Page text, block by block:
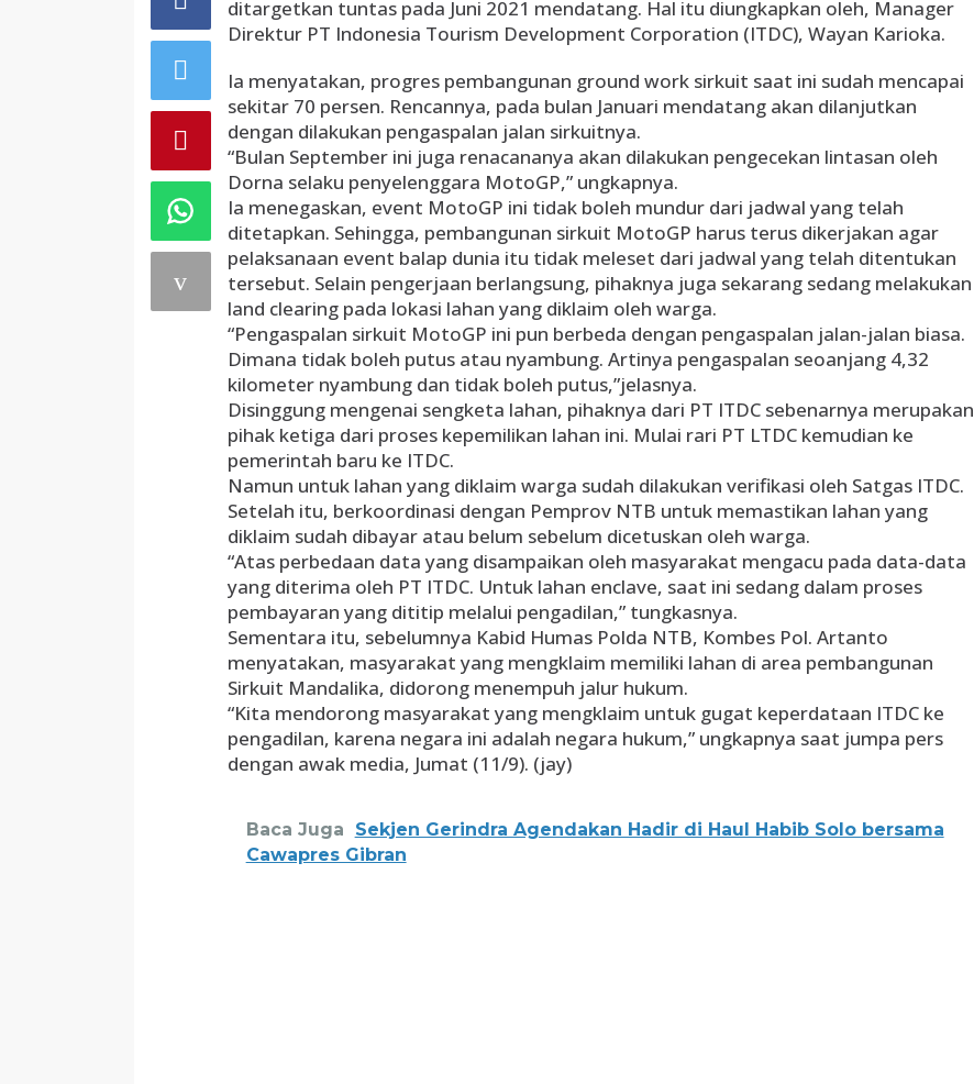
ditargetkan tuntas pada Juni 2021 mendatang. Hal itu diungkapkan oleh, Manager
Direktur PT Indonesia Tourism Development Corporation (ITDC), Wayan Karioka.
Ia menyatakan, progres pembangunan ground work sirkuit saat ini sudah mencapai
sekitar 70 persen. Rencannya, pada bulan Januari mendatang akan dilanjutkan
dengan dilakukan pengaspalan jalan sirkuitnya.
“Bulan September ini juga renacananya akan dilakukan pengecekan lintasan oleh
Dorna selaku penyelenggara MotoGP,” ungkapnya.
Ia menegaskan, event MotoGP ini tidak boleh mundur dari jadwal yang telah
ditetapkan. Sehingga, pembangunan sirkuit MotoGP harus terus dikerjakan agar
pelaksanaan event balap dunia itu tidak meleset dari jadwal yang telah ditentukan
tersebut. Selain pengerjaan berlangsung, pihaknya juga sekarang sedang melakukan
land clearing pada lokasi lahan yang diklaim oleh warga.
“Pengaspalan sirkuit MotoGP ini pun berbeda dengan pengaspalan jalan-jalan biasa.
Dimana tidak boleh putus atau nyambung. Artinya pengaspalan seoanjang 4,32
kilometer nyambung dan tidak boleh putus,”jelasnya.
Disinggung mengenai sengketa lahan, pihaknya dari PT ITDC sebenarnya merupakan
pihak ketiga dari proses kepemilikan lahan ini. Mulai rari PT LTDC kemudian ke
pemerintah baru ke ITDC.
Namun untuk lahan yang diklaim warga sudah dilakukan verifikasi oleh Satgas ITDC.
Setelah itu, berkoordinasi dengan Pemprov NTB untuk memastikan lahan yang
diklaim sudah dibayar atau belum sebelum dicetuskan oleh warga.
“Atas perbedaan data yang disampaikan oleh masyarakat mengacu pada data-data
yang diterima oleh PT ITDC. Untuk lahan enclave, saat ini sedang dalam proses
pembayaran yang dititip melalui pengadilan,” tungkasnya.
Sementara itu, sebelumnya Kabid Humas Polda NTB, Kombes Pol. Artanto
menyatakan, masyarakat yang mengklaim memiliki lahan di area pembangunan
Sirkuit Mandalika, didorong menempuh jalur hukum.
“Kita mendorong masyarakat yang mengklaim untuk gugat keperdataan ITDC ke
pengadilan, karena negara ini adalah negara hukum,” ungkapnya saat jumpa pers
dengan awak media, Jumat (11/9). (jay)
Baca Juga
Sekjen Gerindra Agendakan Hadir di Haul Habib Solo bersama
Cawapres Gibran